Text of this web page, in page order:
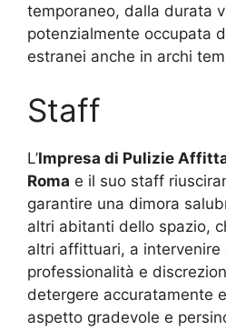
temporaneo, dalla durata
potenzialmente occupata
estranei anche in archi
Staff
L’Impresa di Pulizie
Roma e il suo staff
garantire una dimora
altri abitanti dello spazio,
altri affittuari, a intervenire
professionalità e
detergere accuratamente
aspetto gradevole e